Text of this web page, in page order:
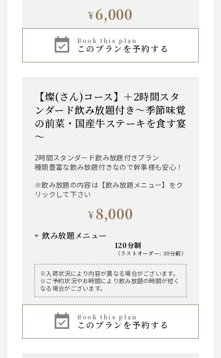
¥6,000
book this plan
このプランを予約する
【燦(さん)コース】＋2時間スタ
ンダード飲み放題付き～季節味覚
の前菜・国産牛ステーキを食す宴
～
2時間スタンダード飲み放題付きプラン
種類豊富な飲み放題付きなので幹事様も安心！
※飲み放題の内容は【飲み放題メニュー】をク
リックして下さい
¥8,000
飲み放題メニュー
120分制
（ ラストオーダー: 30分前）
ビール
ザ・プレミアム・モルツ 中瓶
ウィスキー
～AMERICAN～ ジムビーム
※入荷状況により内容が異なる場合がございます。
※ご予約状況やお時間により飲み放題の時間が短く
なる場合がございます。
book this plan
このプランを予約する